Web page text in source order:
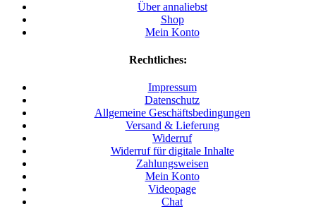
Über annaliebst
Shop
Mein Konto
Rechtliches:
Impressum
Datenschutz
Allgemeine Geschäftsbedingungen
Versand & Lieferung
Widerruf
Widerruf für digitale Inhalte
Zahlungsweisen
Mein Konto
Videopage
Chat